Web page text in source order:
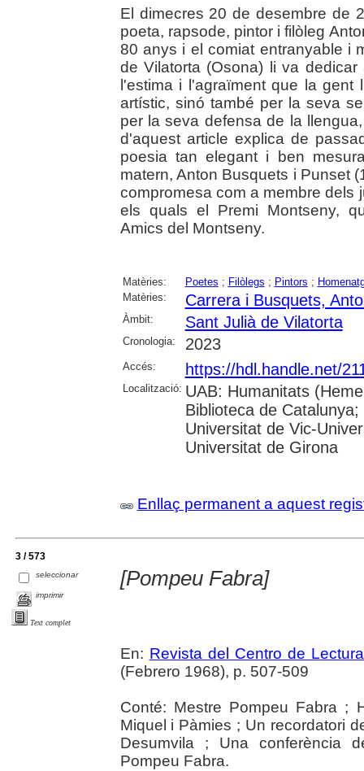
El dimecres 20 de desembre de
poeta, rapsode, pintor i filòleg
80 anys i el comiat entranyable i
de Vilatorta (Osona) li va
l'estima i l'agraïment que la
artístic, sinó també per la seva
per la seva defensa de la
d'aquest article explica de
poesia tan elegant i ben
matern, Anton Busquets i Punset
compromesa com a membre dels
els quals el Premi Montseny,
Amics del Montseny.
Matèries: Poetes ; Filòlegs ; Pintors ;
Matèries:
Carrera i Busquets,
Àmbit: Sant Julià de Vilatorta
Cronologia: 2023
Accés: https://hdl.handle.net/
Localització: UAB: Humanitats
Biblioteca de
Universitat de Vic-
Universitat de Girona
Enllaç permanent a aquest
3 / 573
seleccionar
imprimir
Text complet
[Pompeu Fabra]
En: Revista del Centro de
(Febrero 1968), p. 507-509
Conté: Mestre Pompeu Fabra ;
Miquel i Pàmies ; Un recordatori
Desumvila ; Una conferència
Pompeu Fabra.